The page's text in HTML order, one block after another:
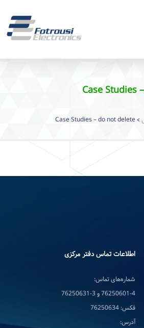
Case Studies
>
Case Studies – do not delete
اطلاعات تماس دفتر مرکزی
شماره‌های تماس:
76250601-4 و 3-76250631
فکس: 76250634
آدرس: